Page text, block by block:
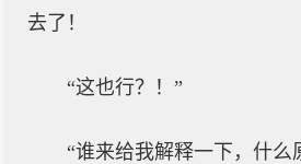
去了！
“这也行？！”
“谁来给我解释一下，什么